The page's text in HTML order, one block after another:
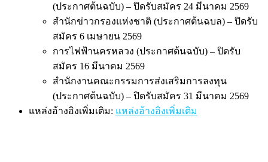
(ประกาศต้นฉบับ) – ปิดรับสมัคร 24 มีนาคม 2569
สำนักข่าวกรองแห่งชาติ (ประกาศต้นฉบล) – ปิดรับ
สมัคร 6 เมษายน 2569
การไฟฟ้านครหลวง (ประกาศต้นฉบับ) – ปิดรับ
สมัคร 16 มีนาคม 2569
สำนักงานคณะกรรมการส่งเสริมการลงทุน
(ประกาศต้นฉบับ) – ปิดรับสมัคร 31 มีนาคม 2569
แหล่งอ้างอิงเพิ่มเติม: แหล่งอ้างอิงเพิ่มเติม